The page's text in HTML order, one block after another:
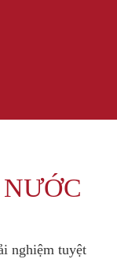
nghiệm tuyệt